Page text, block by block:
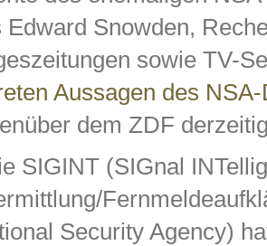
Edward Snowden,
sowie TV-
Aussagen des
dem ZDF
SIGINT (SIGnal
Security Agency)